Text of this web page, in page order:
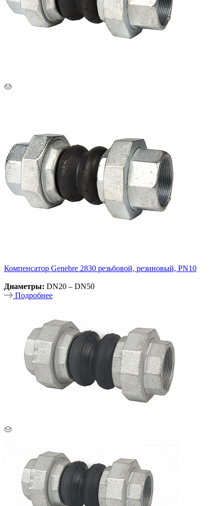
Компенсатор Genebre 2830 резьбовой, резиновый, PN10
Диаметры: DN20 – DN50
Подробнее